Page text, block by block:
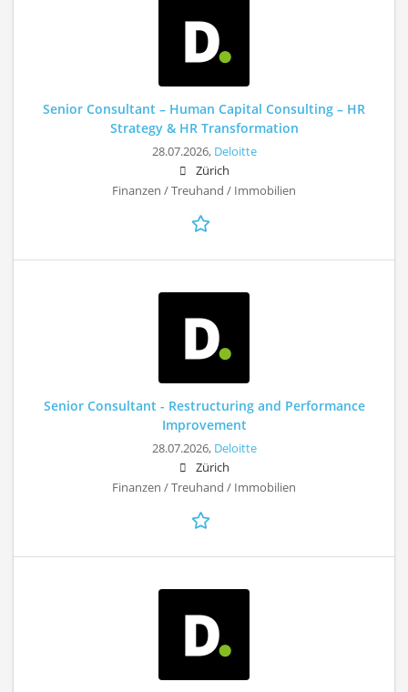
Senior Consultant – Human Capital Consulting – HR
Strategy & HR Transformation
28.07.2026, Deloitte
Zürich
Finanzen / Treuhand / Immobilien
Senior Consultant - Restructuring and Performance
Improvement
28.07.2026, Deloitte
Zürich
Finanzen / Treuhand / Immobilien